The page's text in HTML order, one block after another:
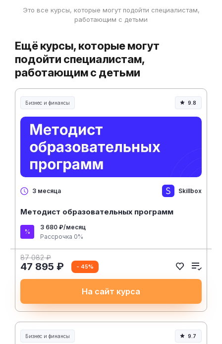
Это все курсы, которые могут подойти специалистам,
работающим с детьми
Ещё курсы, которые могут
подойти специалистам,
работающим с детьми
Бизнес и финансы 9.8
3 месяца Skillbox
Методист образовательных программ
3 680 ₽/месяц
Рассрочка 0%
87 082 ₽
47 895 ₽ - 45%
На сайт курса
Бизнес и финансы 9.7